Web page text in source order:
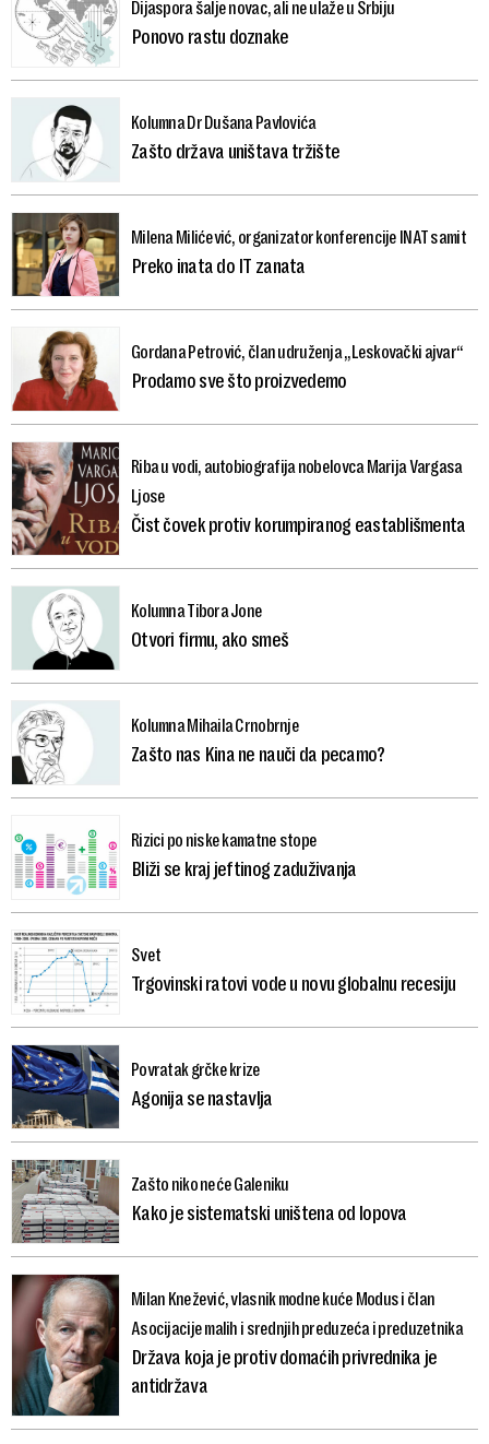
Dijaspora šalje novac, ali ne ulaže u Srbiju
Ponovo rastu doznake
Kolumna Dr Dušana Pavlovića
Zašto država uništava tržište
Milena Milićević, organizator konferencije INAT samit
Preko inata do IT zanata
Gordana Petrović, član udruženja „Leskovački ajvar“
Prodamo sve što proizvedemo
Riba u vodi, autobiografija nobelovca Marija Vargasa
Ljose
Čist čovek protiv korumpiranog eastablišmenta
Kolumna Tibora Jone
Otvori firmu, ako smeš
Kolumna Mihaila Crnobrnje
Zašto nas Kina ne nauči da pecamo?
Rizici po niske kamatne stope
Bliži se kraj jeftinog zaduživanja
Svet
Trgovinski ratovi vode u novu globalnu recesiju
Povratak grčke krize
Agonija se nastavlja
Zašto niko neće Galeniku
Kako je sistematski uništena od lopova
Milan Knežević, vlasnik modne kuće Modus i član
Asocijacije malih i srednjih preduzeća i preduzetnika
Država koja je protiv domaćih privrednika je
antidržava